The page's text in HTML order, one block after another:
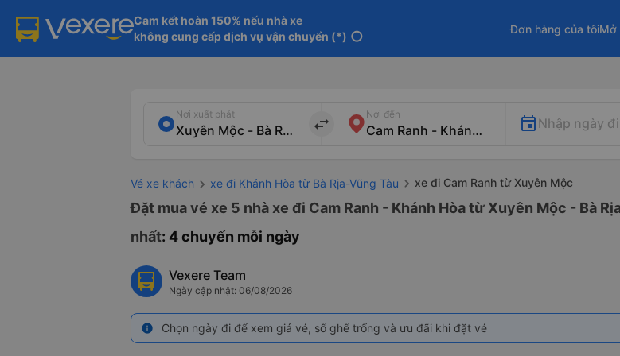
Cam kết hoàn 150% nếu nhà xe
không cung cấp dịch vụ vận chuyển (*) info
Đơn hàng của tôiMở
Nơi xuất phát
import_export
Nơi đến
Nhập ngày đi
Vé xe khách xe đi Khánh Hòa từ Bà Rịa-Vũng Tàu xe đi Cam Ranh từ Xuyên Mộc
Đặt mua vé xe 5 nhà xe đi Cam Ranh - Khánh Hòa từ Xuyên Mộc - Bà
nhất: 4 chuyến mỗi ngày
Vexere Team
Ngày cập nhật: 06/08/2026
info Chọn ngày đi để xem giá vé, số ghế trống và ưu đãi khi đặt vé